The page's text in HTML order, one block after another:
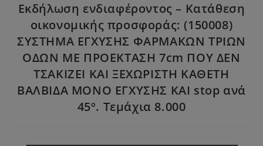
Εκδήλωση ενδιαφέροντος – Κατάθεση
οικονομικής προσφοράς: (150008)
ΣΥΣΤΗΜΑ ΕΓΧΥΣΗΣ ΦΑΡΜΑΚΩΝ ΤΡΙΩΝ
ΟΔΩΝ ΜΕ ΠΡΟΕΚΤΑΣΗ 7cm ΠΟΥ ΔΕΝ
ΤΣΑΚΙΖΕΙ ΚΑΙ ΞΕΧΩΡΙΣΤΗ ΚΑΘΕΤΗ
ΒΑΛΒΙΔΑ ΜΟΝΟ ΕΓΧΥΣΗΣ ΚΑΙ stop ανά
45º. Τεμάχια 8.000